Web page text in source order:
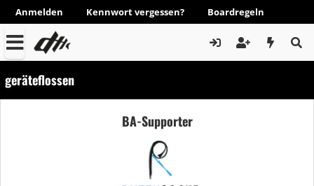
Anmelden Kennwort vergessen? Boardregeln
geräteflossen
BA-Supporter